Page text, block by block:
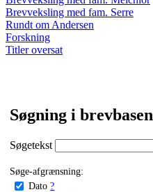
Brevveksling med fam. Serre
Rundt om Andersen
Forskning
Titler oversat
Søgning i brevbasen
Søgetekst
Søge-afgrænsning:
Dato ?